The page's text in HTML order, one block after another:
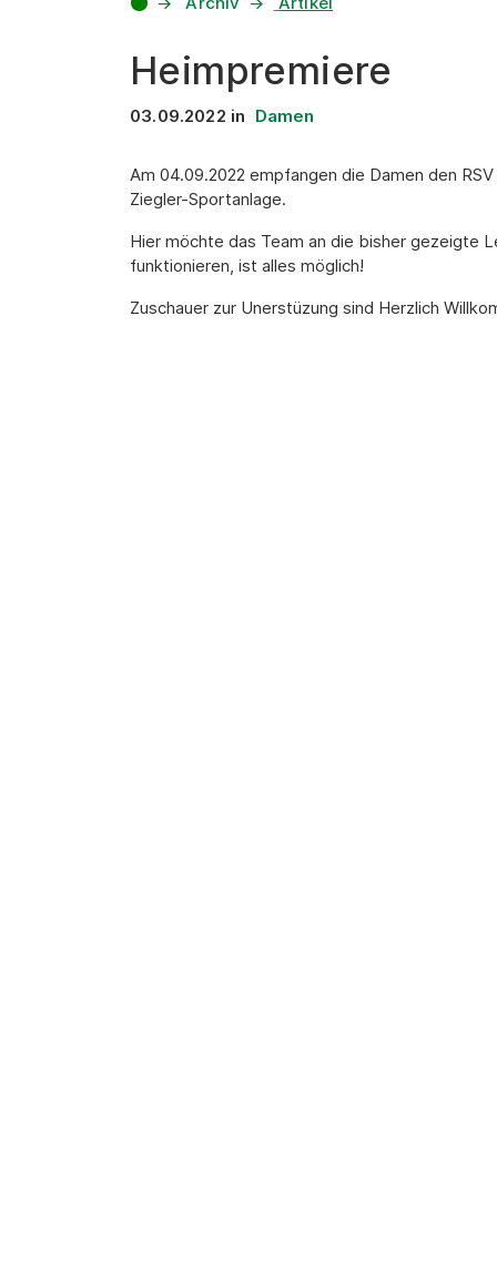
Heimpremiere
03.09.2022 in Damen
Am 04.09.2022 empfangen die Damen den
Ziegler-Sportanlage.
Hier möchte das Team an die bisher gezeigte
funktionieren, ist alles möglich!
Zuschauer zur Unerstüzung sind Herzlich